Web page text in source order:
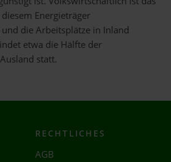
Energieträger
die Arbeitsplätze in Inland
etwa die Hälfte der
statt.
RECHTLICHES
AGB